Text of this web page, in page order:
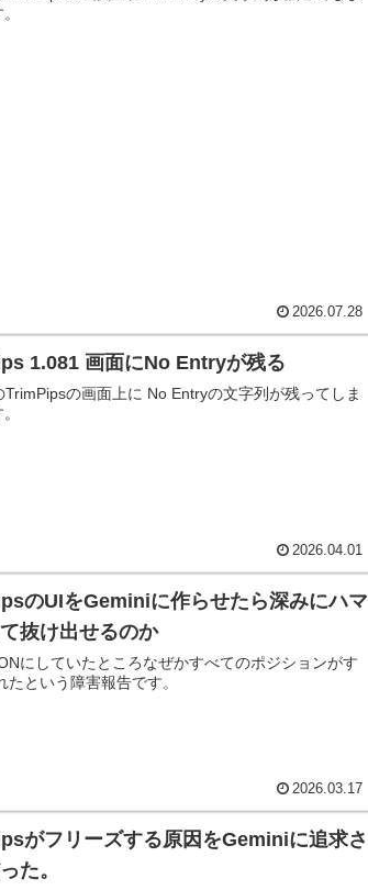
2026.07.28
1.081 画面にNo Entryが残る
の画面上に No Entryの文字列が残ってしま
2026.04.01
のUIをGeminiに作らせたら深みにハマ
抜け出せるのか
にしていたところなぜかすべてのポジションがす
という障害報告です。
2026.03.17
がフリーズする原因をGeminiに追求さ
た。